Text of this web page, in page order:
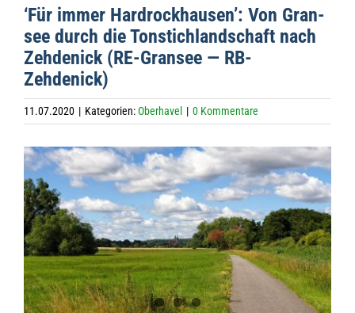
‘Für immer Hard­rock­hausen’: Von Gran­
see durch die Ton­stich­land­schaft nach
Zeh­de­nick (RE-Gran­see — RB-
Zehdenick)
11.07.2020 | Kategorien:Oberhavel | 0 Kommentare
Zeige
grösseres
Bild